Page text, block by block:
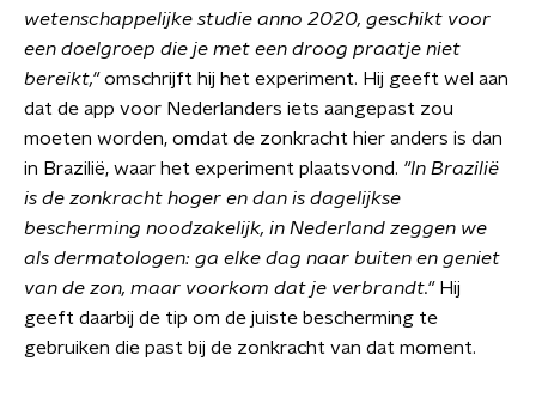
wetenschappelijke studie anno 2020, geschikt voor
een doelgroep die je met een droog praatje niet
bereikt,"omschrijft hij het experiment. Hij geeft wel aan
dat de app voor Nederlanders iets aangepast zou
moeten worden, omdat de zonkracht hier anders is dan
in Brazilië, waar het experiment plaatsvond. "In Brazilië
is de zonkracht hoger en dan is dagelijkse
bescherming noodzakelijk, in Nederland zeggen we
als dermatologen: ga elke dag naar buiten en geniet
van de zon, maar voorkom dat je verbrandt."Hij
geeft daarbij de tip om de juiste bescherming te
gebruiken die past bij de zonkracht van dat moment.